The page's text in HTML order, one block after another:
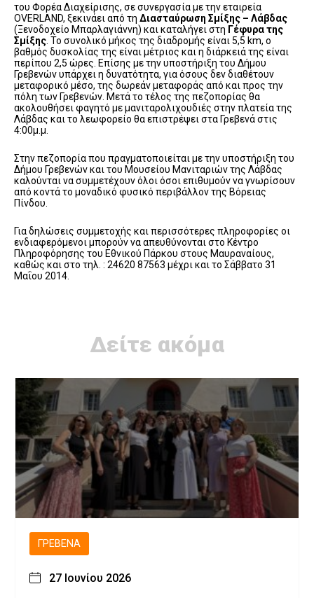
του Φορέα Διαχείρισης, σε συνεργασία με την εταιρεία
OVERLAND, ξεκινάει από τη Διασταύρωση Σμίξης – Λάβδας
(Ξενοδοχείο Μπαρλαγιάννη) και καταλήγει στη Γέφυρα της
Σμίξης . Το συνολικό μήκος της διαδρομής είναι 5,5 km, ο
βαθμός δυσκολίας της είναι μέτριος και η διάρκειά της είναι
περίπου 2,5 ώρες. Επίσης με την υποστήριξη του Δήμου
Γρεβενών υπάρχει η δυνατότητα, για όσους δεν διαθέτουν
μεταφορικό μέσο, της δωρεάν μεταφοράς από και προς την
πόλη των Γρεβενών. Μετά το τέλος της πεζοπορίας θα
ακολουθήσει φαγητό με μανιταρολιχουδιές στην πλατεία της
Λάβδας και το λεωφορείο θα επιστρέψει στα Γρεβενά στις
4:00μ.μ.
Στην πεζοπορία που πραγματοποιείται με την υποστήριξη του
Δήμου Γρεβενών και του Μουσείου Μανιταριών της Λάβδας
καλούνται να συμμετέχουν όλοι όσοι επιθυμούν να γνωρίσουν
από κοντά το μοναδικό φυσικό περιβάλλον της Βόρειας
Πίνδου.
Για δηλώσεις συμμετοχής και περισσότερες πληροφορίες οι
ενδιαφερόμενοι μπορούν να απευθύνονται στο Κέντρο
Πληροφόρησης του Εθνικού Πάρκου στους Μαυραναίους,
καθώς και στο τηλ. : 24620 87563 μέχρι και το Σάββατο 31
Μαΐου 2014.
Δείτε ακόμα
ΓΡΕΒΕΝΆ
27 Ιουνίου 2026